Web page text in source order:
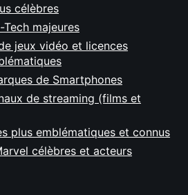
célèbres
majeures
jeux vidéo et licences
de Smartphones
de streaming (films et
plus emblématiques et connus
célèbres et acteurs